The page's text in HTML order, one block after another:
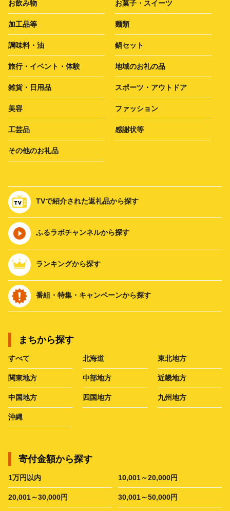
お飲み物 お菓子・スイーツ
加工品等 麺類
調味料・油 鍋セット
旅行・イベント・体験 地域のお礼の品
雑貨・日用品 スポーツ・アウトドア
美容 ファッション
工芸品 感謝状等
その他のお礼品
TVで紹介された返礼品から探す
ふるラボチャンネルから探す
ランキングから探す
番組・特集・キャンペーンから探す
まちから探す
すべて 北海道 東北地方
関東地方 中部地方 近畿地方
中国地方 四国地方 九州地方
沖縄
寄付金額から探す
1万円以内 10,001～20,000円
20,001～30,000円 30,001～50,000円